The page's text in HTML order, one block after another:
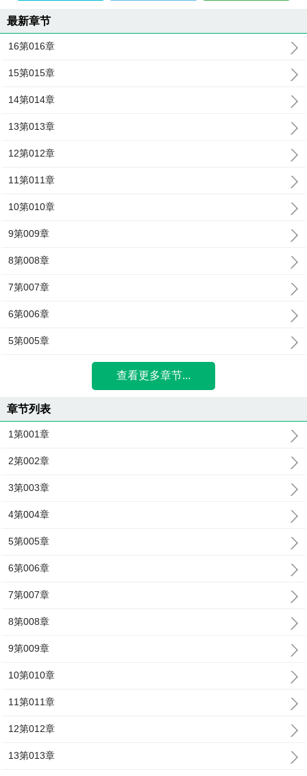
最新章节
16第016章
15第015章
14第014章
13第013章
12第012章
11第011章
10第010章
9第009章
8第008章
7第007章
6第006章
5第005章
查看更多章节...
章节列表
1第001章
2第002章
3第003章
4第004章
5第005章
6第006章
7第007章
8第008章
9第009章
10第010章
11第011章
12第012章
13第013章